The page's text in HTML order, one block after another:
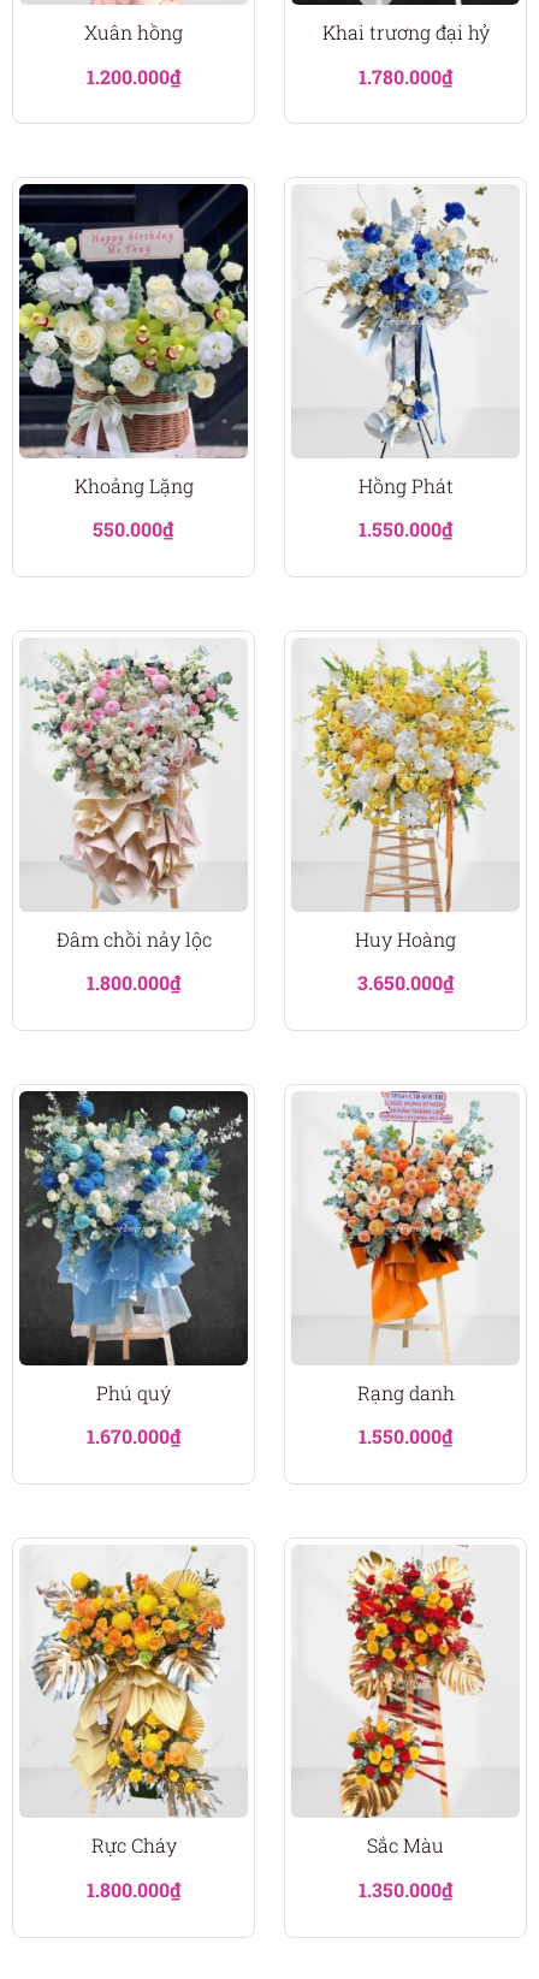
Xuân hồng
1.200.000₫
Khai trương đại hỷ
1.780.000₫
Khoảng Lặng
550.000₫
Hồng Phát
1.550.000₫
Đâm chồi nảy lộc
1.800.000₫
Huy Hoàng
3.650.000₫
Phú quý
1.670.000₫
Rạng danh
1.550.000₫
Rực Cháy
1.800.000₫
Sắc Màu
1.350.000₫